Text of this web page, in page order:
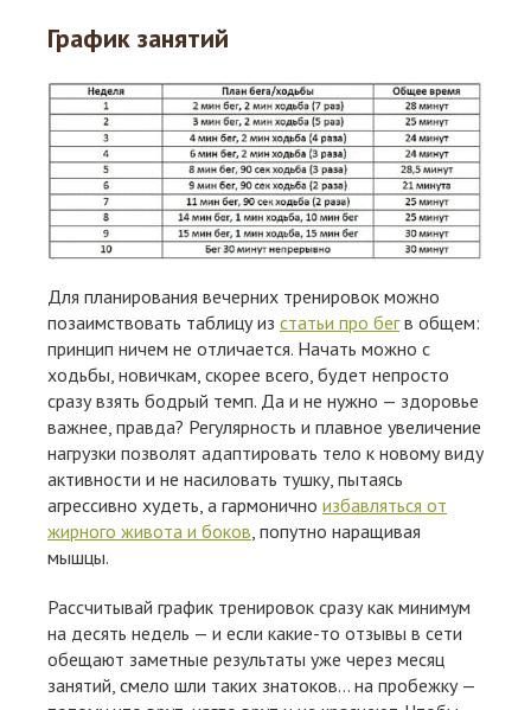
График занятий
Для планирования вечерних тренировок можно
позаимствовать таблицу из статьи про бегв общем:
принцип ничем не отличается. Начать можно с
ходьбы, новичкам, скорее всего, будет непросто
сразу взять бодрый темп. Да и не нужно — здоровье
важнее, правда? Регулярность и плавное увеличение
нагрузки позволят адаптировать тело к новому виду
активности и не насиловать тушку, пытаясь
агрессивно худеть, а гармонично избавляться от
жирного живота и боков, попутно наращивая
мышцы.
Рассчитывай график тренировок сразу как минимум
на десять недель — и если какие-то отзывы в сети
обещают заметные результаты уже через месяц
занятий, смело шли таких знатоков… на пробежку —